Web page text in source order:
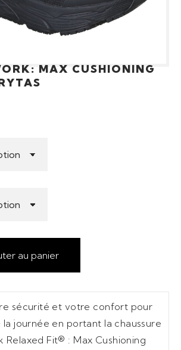
MAX CUSHIONING
au panier
sécurité et votre confort pour
journée en portant la chaussure
Relaxed Fit® : Max Cushioning